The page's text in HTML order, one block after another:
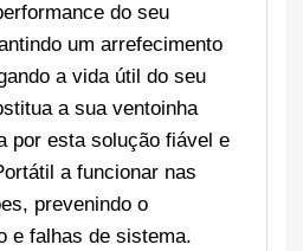
do seu
um arrefecimento
a vida útil do seu
a sua ventoinha
por esta solução fiável e
a funcionar nas
prevenindo o
e falhas de sistema.